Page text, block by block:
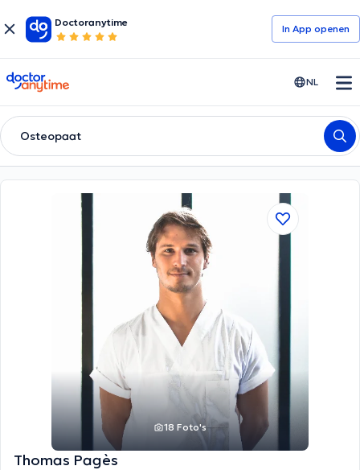
Doctoranytime
In App openen
doctoranytime NL
Osteopaat
18 Foto's
Thomas Pagès